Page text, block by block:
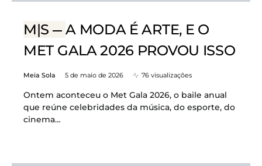
M|S
A MODA É ARTE, E O
MET GALA 2026 PROVOU ISSO
Meia Sola 5 de maio de 2026 76 visualizações
Ontem aconteceu o Met Gala 2026, o baile anual
que reúne celebridades da música, do esporte, do
cinema…